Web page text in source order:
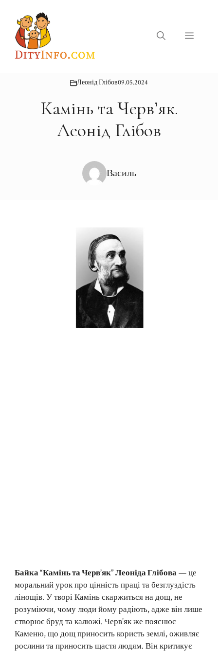
вмісту
Меню
Леонід Глібов09.05.2024
Камінь та Черв’як.
Леонід Глібов
Василь
Байка “Камінь та Черв’як” Леоніда Глібова— це
моральний урок про цінність праці та безглуздість
лінощів. У творі Камінь скаржиться на дощ, не
розуміючи, чому люди йому радіють, адже він лише
створює бруд та калюжі. Черв’як же пояснює
Каменю, що дощ приносить користь землі, оживляє
рослини та приносить щастя людям. Він критикує